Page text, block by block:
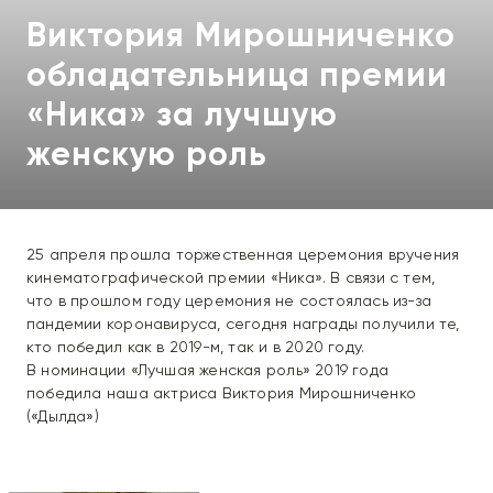
Виктория Мирошниченко
обладательница премии
«Ника» за лучшую
женскую роль
25 апреля прошла торжественная церемония вручения
кинематографической премии «Ника». В связи с тем,
что в прошлом году церемония не состоялась из-за
пандемии коронавируса, сегодня награды получили те,
кто победил как в 2019-м, так и в 2020 году.
В номинации «Лучшая женская роль» 2019 года
победила наша актриса Виктория Мирошниченко
(«Дылда»)